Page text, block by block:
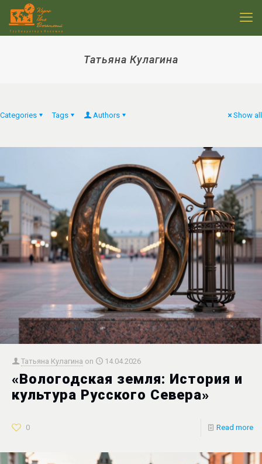
Татьяна Кулагина
Categories Tags Authors Show all
Татьяна Кулагина on 14.04.2026
«Вологодская земля: История и
культура Русского Севера»
0 Read more